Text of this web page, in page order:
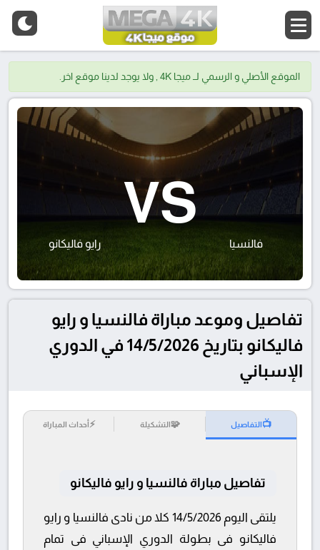
الموقع الأصلي و الرسمي لــ ميجا 4K , ولا يوجد لدينا موقع اخر.
فالنسيا
VS
رايو فاليكانو
تفاصيل وموعد مباراة فالنسيا و رايو
فاليكانو بتاريخ 14/5/2026 في الدوري
الإسباني
📺التفاصيل 🧩التشكيلة ⚡أحداث المباراة
تفاصيل مباراة فالنسيا و رايو فاليكانو
يلتقى اليوم 14/5/2026 كلا من نادى فالنسيا و رايو
فاليكانو فى بطولة الدوري الإسباني فى تمام